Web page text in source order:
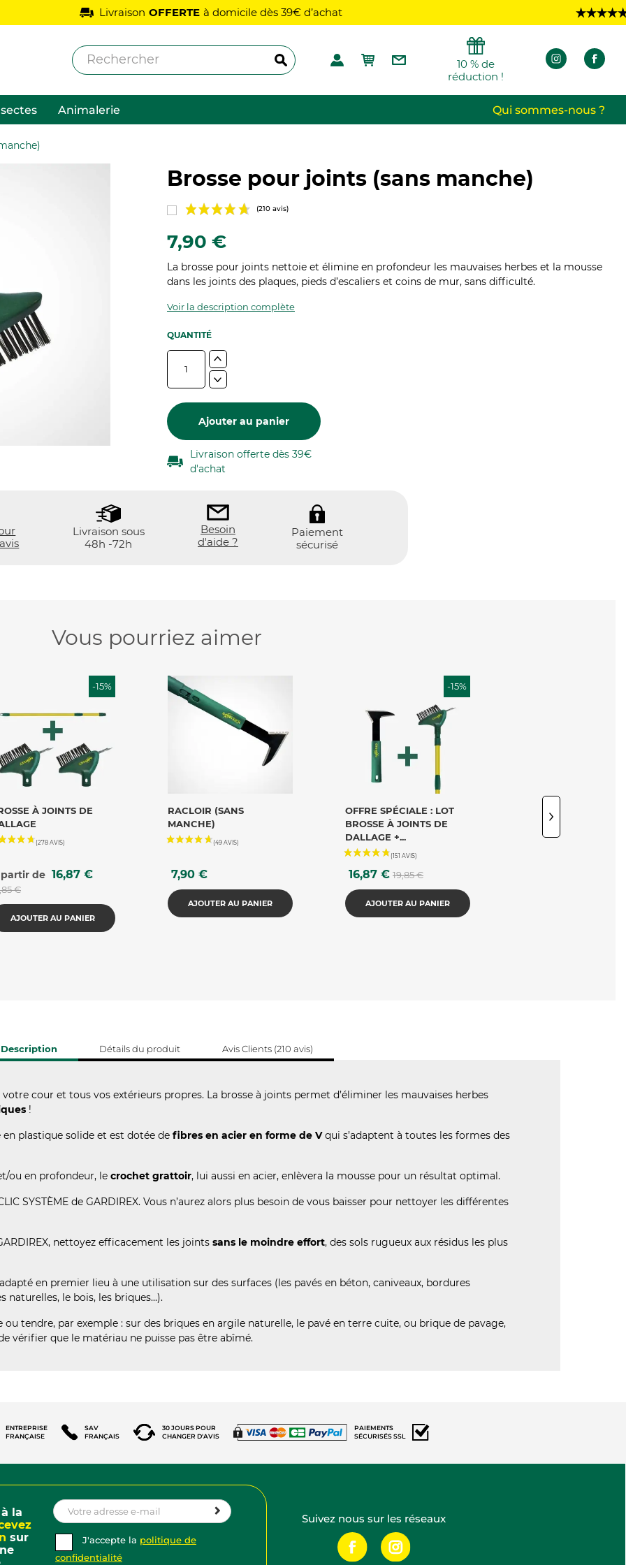
Livraison OFFERTE à domicile dès 39€ d’achat
10 % de
réduction !
Animalerie Qui sommes-nous ?
Brosse pour joints (sans manche)
7,90 €
La brosse pour joints nettoie et élimine en profondeur les mauvaises herbes et la mousse
dans les joints des plaques, pieds d’escaliers et coins de mur, sans difficulté.
Voir la description complète
QUANTITÉ
Ajouter au panier
Livraison offerte dès 39€
d'achat
Livraison sous
48h -72h
Besoin
d'aide ?
Paiement
sécurisé
Vous pourriez aimer
À JOINTS DE
de 16,87 €Prix
de
€
-15%
AJOUTER AU PANIER
VOIR LE PRODUIT
RACLOIR (SANS
MANCHE)
Prix
7,90 €
AJOUTER AU PANIER
VOIR LE PRODUIT
OFFRE SPÉCIALE : LOT
BROSSE À JOINTS DE
DALLAGE +...
Prix
16,87 € Prix
de
base
19,85 €
-15%
AJOUTER AU PANIER
VOIR LE PRODUIT
BROSSE DE
DÉSHERBAGE POUR
DÉBROUSSAILLEUSE
Description Détails du produit Avis Clients (210 avis)
cour et tous vos extérieurs propres. La brosse à joints permet d’éliminer les mauvaises herbes
!
en plastique solide et est dotée defibres en acier en forme de Vqui s’adaptent à toutes les formes des
ou en profondeur, lecrochet grattoir, lui aussi en acier, enlèvera la mousse pour un résultat optimal.
SYSTÈME de GARDIREX. Vous n’aurez alors plus besoin de vous baisser pour nettoyer les différentes
nettoyez efficacement les jointssans le moindre effort, des sols rugueux aux résidus les plus
en premier lieu à une utilisation sur des surfaces (les pavés en béton, caniveaux, bordures
le bois, les briques...).
tendre, par exemple : sur des briques en argile naturelle, le pavé en terre cuite, ou brique de pavage,
vérifier que le matériau ne puisse pas être abîmé.
ENTREPRISE
FRANÇAISE
SAV
FRANÇAIS
30 JOURS POUR
CHANGER D'AVIS
PAIEMENTS
SÉCURISÉS SSL
la
sur
J'accepte la politique de
confidentialité
Suivez nous sur les réseaux